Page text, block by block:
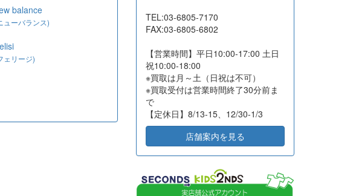
balance
ューバランス)
ェリージ)
2026-07-14 相模原市緑区
2026-07-13 東京都国分寺市 10 7,500
2026-07-10 名古屋市昭和区
2026-07-10 高知県高知市 15 13,350
2026-07-10
2026-07-10 東京都文京区 14 131,700
2026-07-07 東京都江東区 23,600
2026-07-03 大阪府堺市 6,000
TEL:03-6805-7170
FAX:03-6805-6802
【営業時間】平日10:00-17:00 土日
祝10:00-18:00
※買取は月～土（日祝は不可）
※買取受付は営業時間終了30分前ま
で
【定休日】8/13-15、12/30-1/3
店舗案内を見る